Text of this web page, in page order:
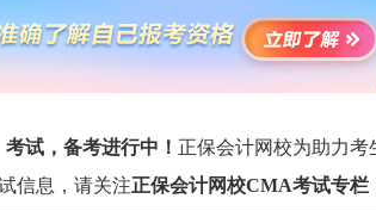
试，备考进行中 ！ 正保会计网校为助力考
信息 ，请关注正保会计网校CMA考试专栏